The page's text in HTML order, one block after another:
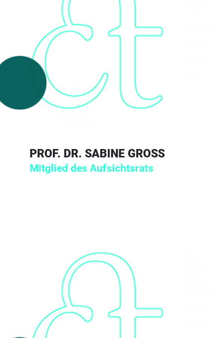
PROF. DR. SABINE GROSS
Mitglied des Aufsichtsrats